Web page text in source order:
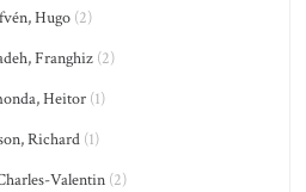
Hugo (2)
Franghiz (2)
Heitor (1)
Richard(1)
Valentin (2)